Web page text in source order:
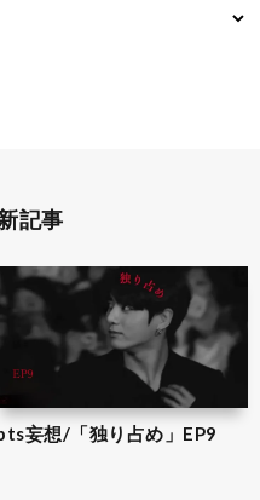
記事
妄想/「独り占め」EP9